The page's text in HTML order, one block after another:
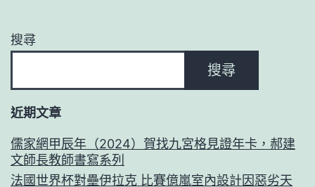
搜尋
搜尋
近期文章
儒家網甲辰年（2024）賀找九宮格見證年卡，郝建
文師長教師書寫系列
法國世界杯對壘伊拉克 比賽億嵐室內設計因惡劣天